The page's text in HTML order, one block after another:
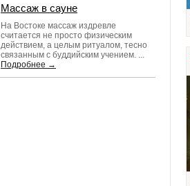
Массаж в сауне
На Востоке массаж издревле
считается не просто физическим
действием, а целым ритуалом, тесно
связанным с буддийским учением. ...
Подробнее →